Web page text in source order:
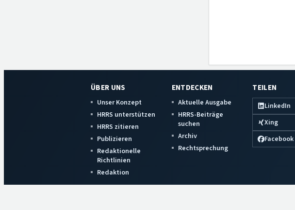
ÜBER UNS
Unser Konzept
HRRS unterstützen
HRRS zitieren
Publizieren
Redaktionelle
Richtlinien
Redaktion
ENTDECKEN
Aktuelle Ausgabe
HRRS-Beiträge
suchen
Archiv
Rechtsprechung
TEILEN
LinkedIn
Xing
Facebook